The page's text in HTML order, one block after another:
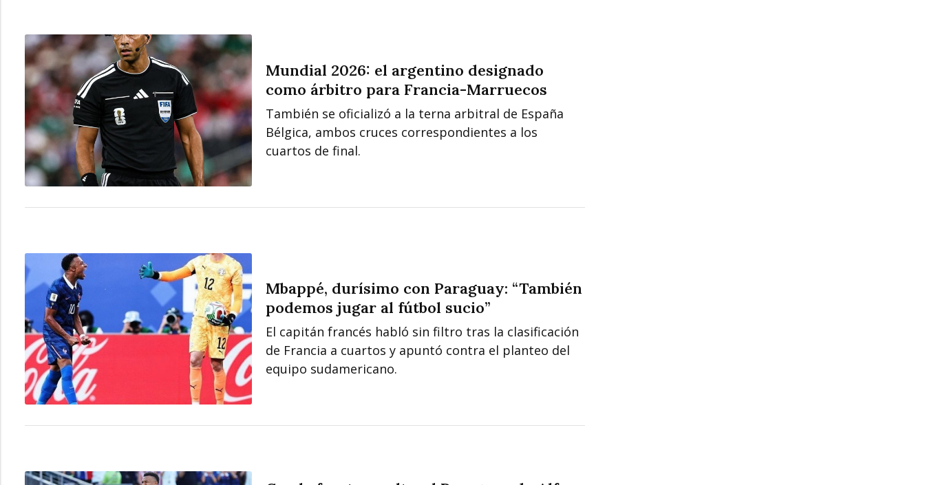
Mundial 2026: el argentino designado
como árbitro para Francia-Marruecos
También se oficializó a la terna arbitral de España
Bélgica, ambos cruces correspondientes a los
cuartos de final.
Mbappé, durísimo con Paraguay: “También
podemos jugar al fútbol sucio”
El capitán francés habló sin filtro tras la clasificación
de Francia a cuartos y apuntó contra el planteo del
equipo sudamericano.